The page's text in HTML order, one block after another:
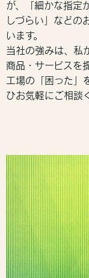
が、「細かな指定
しづらい」などの
います。
当社の強みは、私
商品・サービスを
工場の「困った」
ひお気軽にご相談